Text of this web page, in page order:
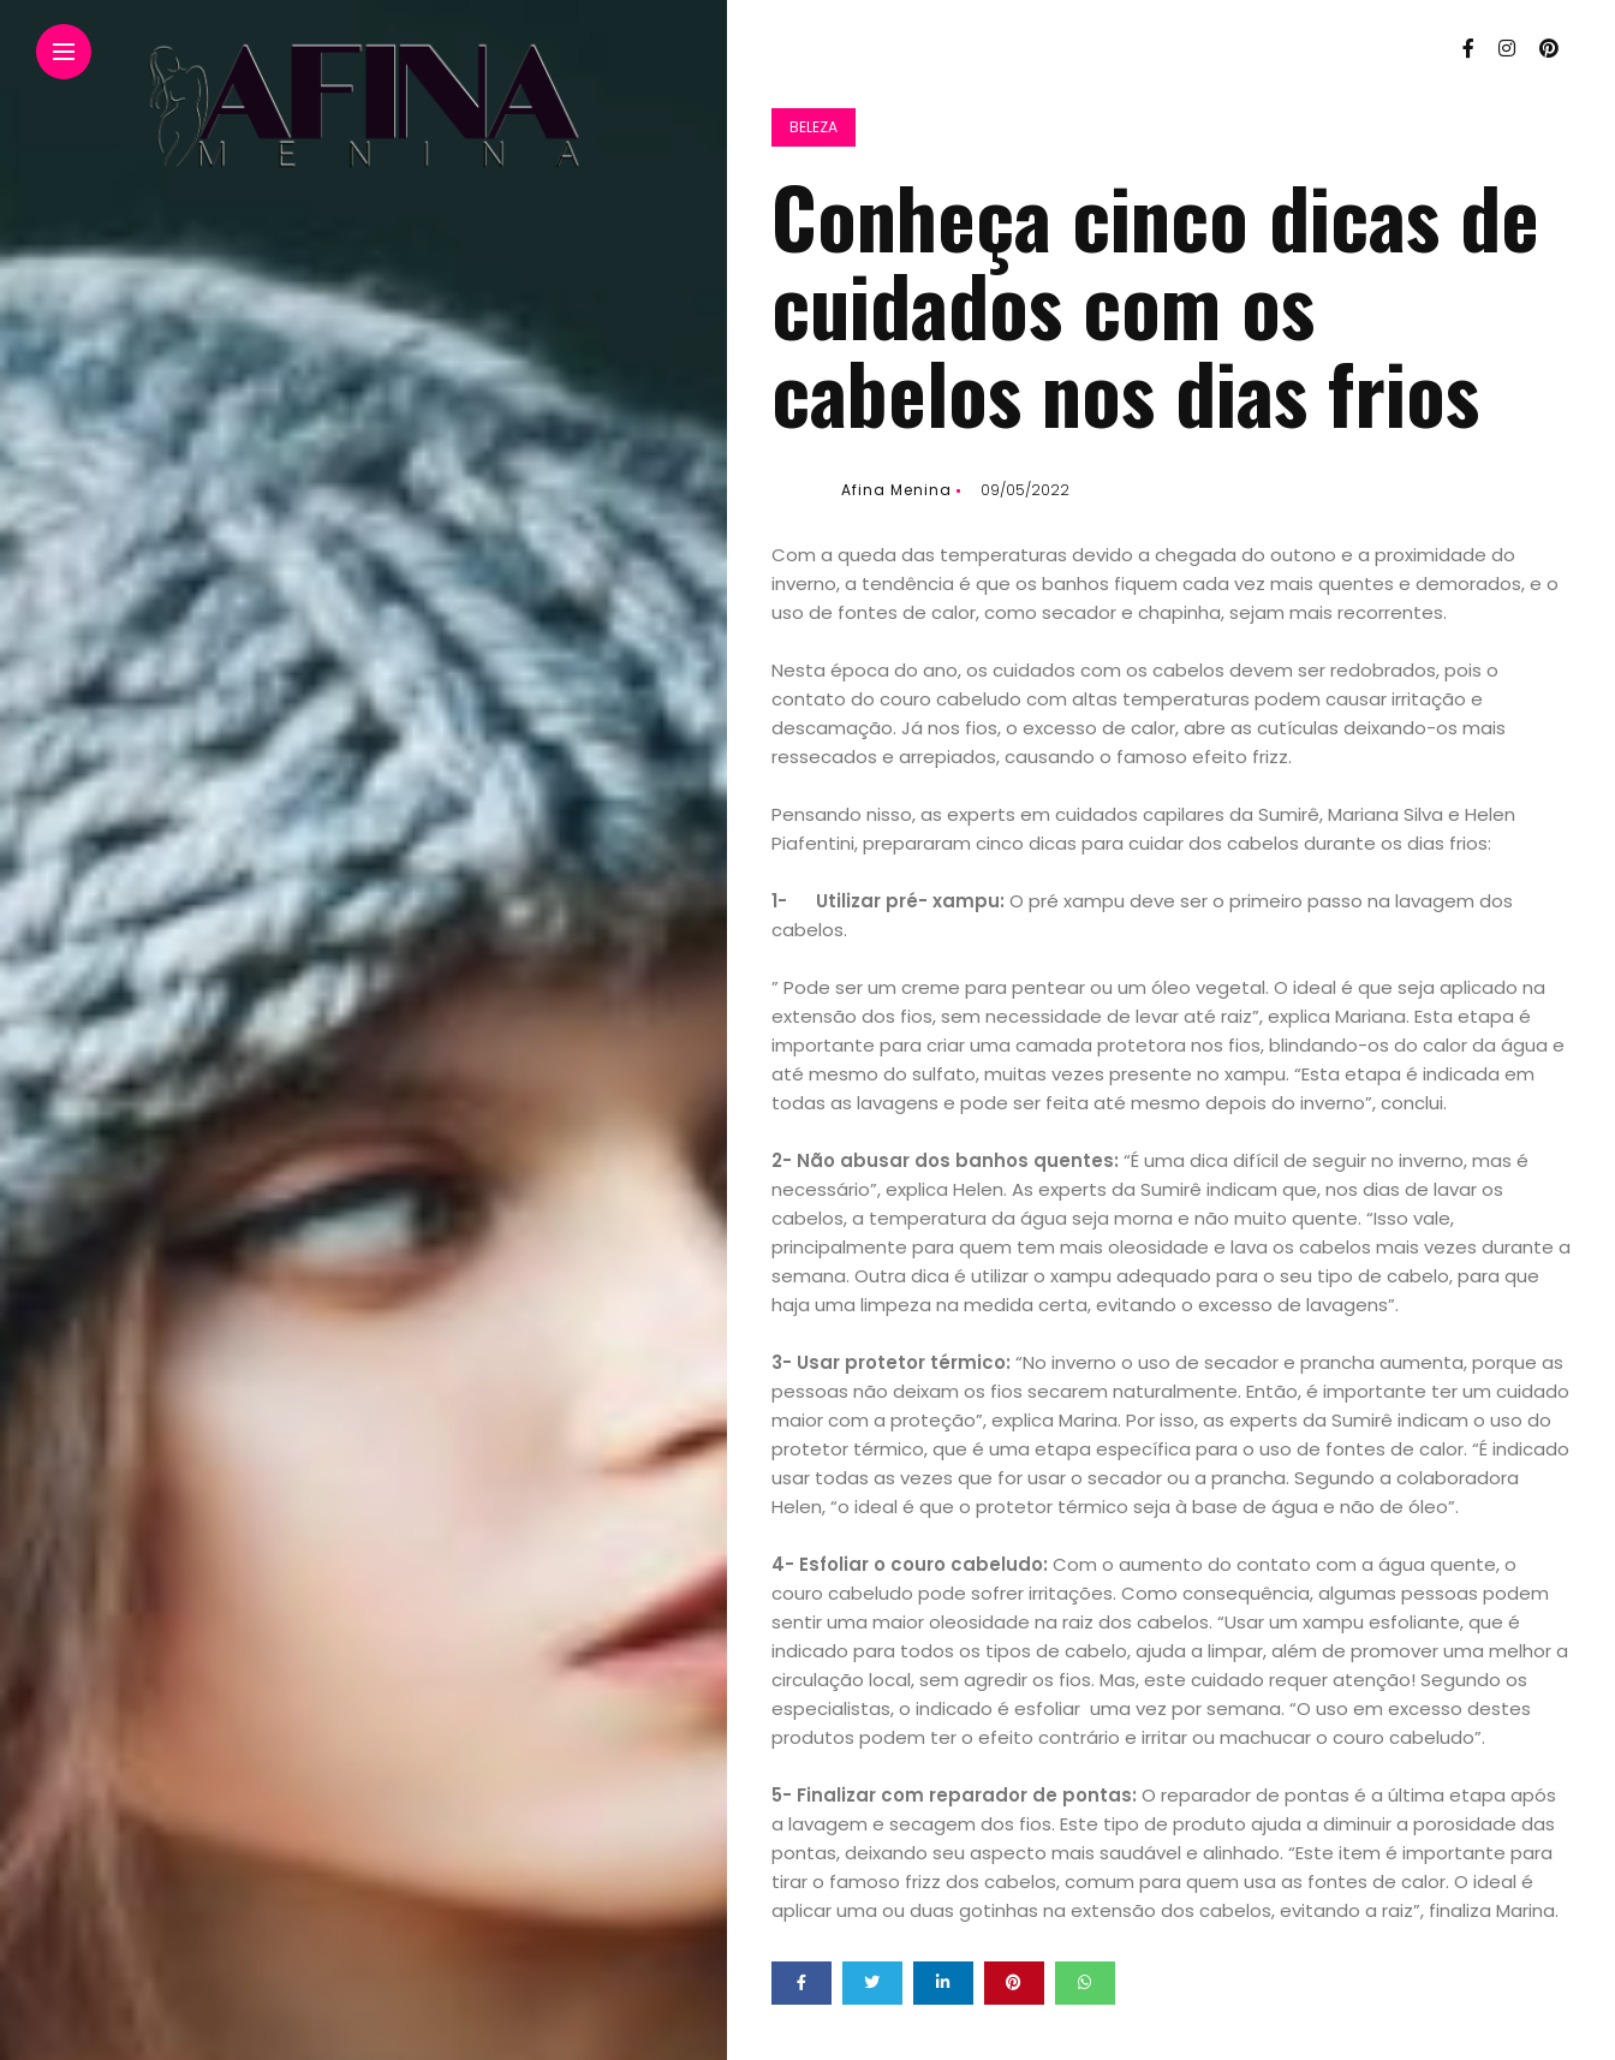
Início
Academia
Beleza
Bora
lá!
Casa
e
Decoração
Exclusiva
Homem
Mães
&
Filhos
Notícias
Opinião
BELEZA
Conheça cinco dicas de
cuidados com os
cabelos nos dias frios
Afina Menina 09/05/2022
Com a queda das temperaturas devido a chegada do outono e a proximidade do
inverno, a tendência é que os banhos fiquem cada vez mais quentes e demorados, e o
uso de fontes de calor, como secador e chapinha, sejam mais recorrentes.
Nesta época do ano, os cuidados com os cabelos devem ser redobrados, pois o
contato do couro cabeludo com altas temperaturas podem causar irritação e
descamação. Já nos fios, o excesso de calor, abre as cutículas deixando-os mais
ressecados e arrepiados, causando o famoso efeito frizz.
Pensando nisso, as experts em cuidados capilares da Sumirê, Mariana Silva e Helen
Piafentini, prepararam cinco dicas para cuidar dos cabelos durante os dias frios:
1- Utilizar pré- xampu: O pré xampu deve ser o primeiro passo na lavagem dos
cabelos.
” Pode ser um creme para pentear ou um óleo vegetal. O ideal é que seja aplicado na
extensão dos fios, sem necessidade de levar até raiz”, explica Mariana. Esta etapa é
importante para criar uma camada protetora nos fios, blindando-os do calor da água e
até mesmo do sulfato, muitas vezes presente no xampu. “Esta etapa é indicada em
todas as lavagens e pode ser feita até mesmo depois do inverno”, conclui.
2- Não abusar dos banhos quentes: “É uma dica difícil de seguir no inverno, mas é
necessário”, explica Helen. As experts da Sumirê indicam que, nos dias de lavar os
cabelos, a temperatura da água seja morna e não muito quente. “Isso vale,
principalmente para quem tem mais oleosidade e lava os cabelos mais vezes durante a
semana. Outra dica é utilizar o xampu adequado para o seu tipo de cabelo, para que
haja uma limpeza na medida certa, evitando o excesso de lavagens”.
3- Usar protetor térmico: “No inverno o uso de secador e prancha aumenta, porque as
pessoas não deixam os fios secarem naturalmente. Então, é importante ter um cuidado
maior com a proteção”, explica Marina. Por isso, as experts da Sumirê indicam o uso do
protetor térmico, que é uma etapa específica para o uso de fontes de calor. “É indicado
usar todas as vezes que for usar o secador ou a prancha. Segundo a colaboradora
Helen, “o ideal é que o protetor térmico seja à base de água e não de óleo”.
4- Esfoliar o couro cabeludo: Com o aumento do contato com a água quente, o
couro cabeludo pode sofrer irritações. Como consequência, algumas pessoas podem
sentir uma maior oleosidade na raiz dos cabelos. “Usar um xampu esfoliante, que é
indicado para todos os tipos de cabelo, ajuda a limpar, além de promover uma melhor a
circulação local, sem agredir os fios. Mas, este cuidado requer atenção! Segundo os
especialistas, o indicado é esfoliar uma vez por semana. “O uso em excesso destes
produtos podem ter o efeito contrário e irritar ou machucar o couro cabeludo”.
5- Finalizar com reparador de pontas: O reparador de pontas é a última etapa após
a lavagem e secagem dos fios. Este tipo de produto ajuda a diminuir a porosidade das
pontas, deixando seu aspecto mais saudável e alinhado. “Este item é importante para
tirar o famoso frizz dos cabelos, comum para quem usa as fontes de calor. O ideal é
aplicar uma ou duas gotinhas na extensão dos cabelos, evitando a raiz”, finaliza Marina.